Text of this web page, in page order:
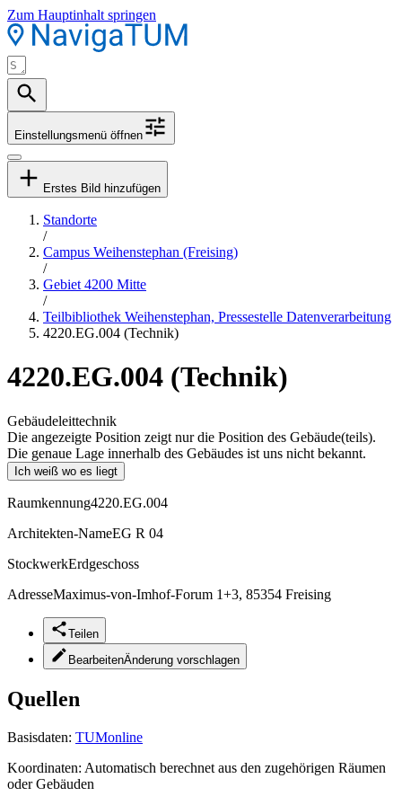
Zum Hauptinhalt springen
Einstellungsmenü öffnen
Erstes Bild hinzufügen
Standorte
/
Campus Weihenstephan (Freising)
/
Gebiet 4200 Mitte
/
Teilbibliothek Weihenstephan, Pressestelle Datenverarbeitung
4220.EG.004 (Technik)
4220.EG.004 (Technik)
Gebäudeleittechnik
Die angezeigte Position zeigt nur die Position des Gebäude(teils).
Die genaue Lage innerhalb des Gebäudes ist uns nicht bekannt.
Ich weiß wo es liegt
Raumkennung4220.EG.004
Architekten-NameEG R 04
StockwerkErdgeschoss
AdresseMaximus-von-Imhof-Forum 1+3, 85354 Freising
Teilen
BearbeitenÄnderung vorschlagen
Quellen
Basisdaten: TUMonline
Koordinaten: Automatisch berechnet aus den zugehörigen Räumen
oder Gebäuden